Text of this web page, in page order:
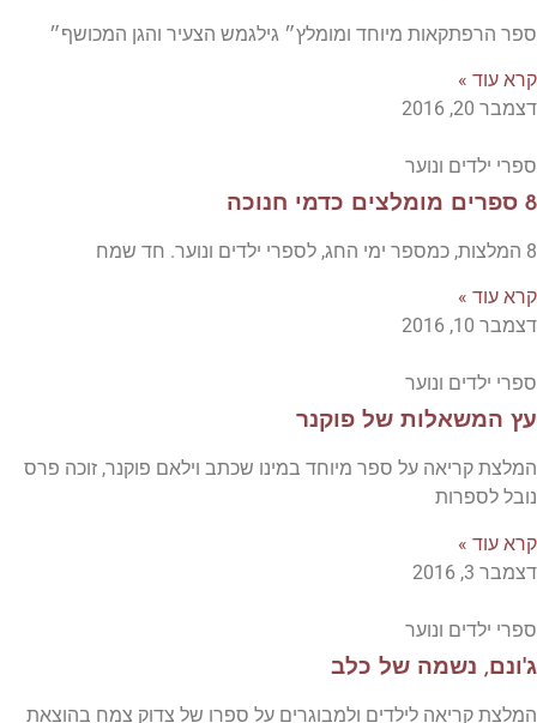
ספר הרפתקאות מיוחד ומומלץ״ גילגמש הצעיר והגן המכושף״
קרא עוד »
דצמבר 20, 2016
ספרי ילדים ונוער
8 ספרים מומלצים כדמי חנוכה
8 המלצות, כמספר ימי החג, לספרי ילדים ונוער. חד שמח
קרא עוד »
דצמבר 10, 2016
ספרי ילדים ונוער
עץ המשאלות של פוקנר
המלצת קריאה על ספר מיוחד במינו שכתב וילאם פוקנר, זוכה פרס
נובל לספרות
קרא עוד »
דצמבר 3, 2016
ספרי ילדים ונוער
ג'ונם, נשמה של כלב
המלצת קריאה לילדים ולמבוגרים על ספרו של צדוק צמח בהוצאת